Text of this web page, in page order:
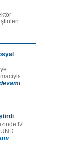
devamı
IV.